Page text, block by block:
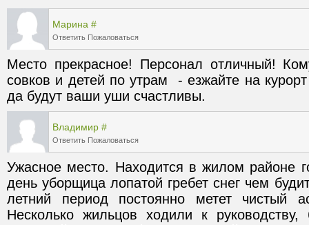
Марина #
Ответить Пожаловаться
Место прекрасное! Персонал отличный!
совков и детей по утрам  - езжайте на
да будут ваши уши счастливы.
Владимир #
Ответить Пожаловаться
Ужасное место. Находится в жилом районе
день уборщица лопатой гребет снег чем
летний период постоянно метет чистый
Несколько жильцов ходили к руководству,